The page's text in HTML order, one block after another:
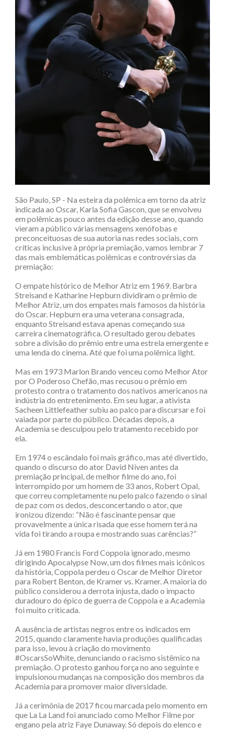
São Paulo, SP - Na esteira da polêmica em torno da atriz
indicada ao Oscar, Karla Sofia Gascon, que se envolveu
em polêmicas pouco antes da edição desse ano, quando
vieram a público várias mensagens xenófobas e
preconceituosas de sua autoria nas redes sociais, com
críticas inclusive à própria premiação, vamos lembrar 7
das mais emblemáticas polêmicas e controvérsias da
premiação:
O empate histórico de Melhor Atriz em 1969. Barbra
Streisand e Katharine Hepburn dividiram o prêmio de
Melhor Atriz, um dos empates mais famosos da história
do Oscar. Hepburn era uma veterana consagrada,
enquanto Streisand estava apenas começando sua
carreira cinematográfica. O resultado gerou debates
sobre a divisão do prêmio entre uma estrela emergente e
uma lenda do cinema. Até que foi uma polêmica light.
Mas em 1973 Marlon Brando venceu como Melhor Ator
por O Poderoso Chefão, mas recusou o prêmio em
protesto contra o tratamento dos nativos americanos na
indústria do entretenimento. Em seu lugar, a ativista
Sacheen Littlefeather subiu ao palco para discursar e foi
vaiada por parte do público. Décadas depois, a
Academia se desculpou pelo tratamento recebido por
ela.
Em 1974 o escândalo foi mais gráfico, mas até divertido,
quando o discurso do ator David Niven antes da
premiação principal, de melhor filme do ano, foi
interrompido por um homem de 33 anos, Robert Opal,
que correu completamente nu pelo palco fazendo o sinal
de paz com os dedos, desconcertando o ator, que
ironizou dizendo: “Não é fascinante pensar que
provavelmente a única risada que esse homem terá na
vida foi tirando a roupa e mostrando suas carências?”
Já em 1980 Francis Ford Coppola ignorado, mesmo
dirigindo Apocalypse Now, um dos filmes mais icônicos
da história, Coppola perdeu o Oscar de Melhor Diretor
para Robert Benton, de Kramer vs. Kramer. A maioria do
público considerou a derrota injusta, dado o impacto
duradouro do épico de guerra de Coppola e a Academia
foi muito criticada.
A ausência de artistas negros entre os indicados em
2015, quando claramente havia produções qualificadas
para isso, levou à criação do movimento
#OscarsSoWhite, denunciando o racismo sistêmico na
premiação. O protesto ganhou força no ano seguinte e
impulsionou mudanças na composição dos membros da
Academia para promover maior diversidade.
Já a cerimônia de 2017 ficou marcada pelo momento em
que La La Land foi anunciado como Melhor Filme por
engano pela atriz Faye Dunaway. Só depois do elenco e